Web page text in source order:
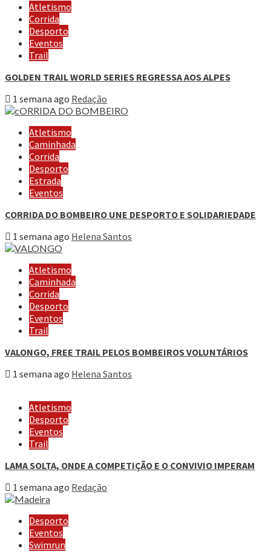
Atletismo
Corrida
Desporto
Eventos
Trail
GOLDEN TRAIL WORLD SERIES REGRESSA AOS ALPES
1 semana ago Redação
Atletismo
Caminhada
Corrida
Desporto
Estrada
Eventos
CORRIDA DO BOMBEIRO UNE DESPORTO E SOLIDARIEDADE
1 semana ago Helena Santos
Atletismo
Caminhada
Corrida
Desporto
Eventos
Trail
VALONGO, FREE TRAIL PELOS BOMBEIROS VOLUNTÁRIOS
1 semana ago Helena Santos
Atletismo
Desporto
Eventos
Trail
LAMA SOLTA, ONDE A COMPETIÇÃO E O CONVIVIO IMPERAM
1 semana ago Redação
Desporto
Eventos
Swimrun